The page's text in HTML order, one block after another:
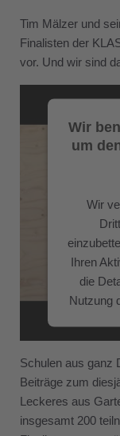
Tim Mälzer und
Finalisten der
vor. Und wir sind
Wir
um
Wir
Ihren
die
Nutzung
Schulen aus ganz
Beiträge zum
Leckeres aus
insgesamt 200